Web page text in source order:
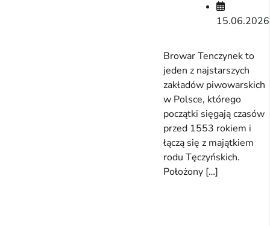
15.06.2026
Browar Tenczynek to
jeden z najstarszych
zakładów piwowarskich
w Polsce, którego
początki sięgają czasów
przed 1553 rokiem i
łączą się z majątkiem
rodu Tęczyńskich.
Położony […]